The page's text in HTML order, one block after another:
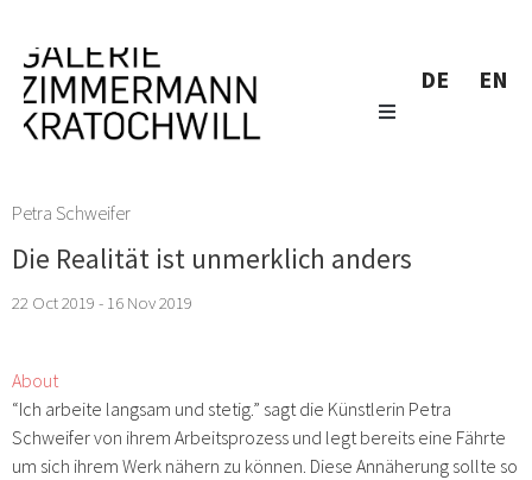
DE EN
Petra Schweifer
Die Realität ist unmerklich anders
22 Oct 2019 - 16 Nov 2019
About
“Ich arbeite langsam und stetig.” sagt die Künstlerin Petra
Schweifer von ihrem Arbeitsprozess und legt bereits eine Fährte
um sich ihrem Werk nähern zu können. Diese Annäherung sollte so